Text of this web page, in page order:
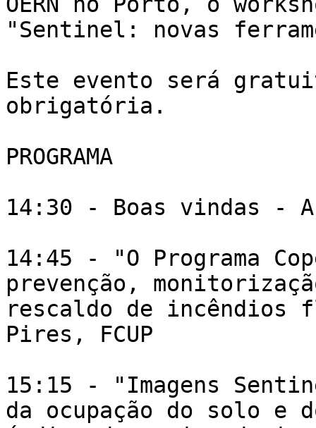
"Sentinel: novas
Este evento será
obrigatória.
PROGRAMA
14:30 - Boas vindas -
14:45 - "O Programa
prevenção,
rescaldo de incêndios
Pires, FCUP
15:15 - "Imagens
da ocupação do solo e